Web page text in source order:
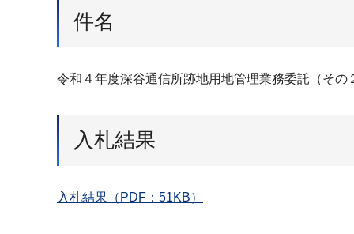
件名
令和４年度深谷通信所跡地用地管理業務委託（その
入札結果
入札結果（PDF：51KB）